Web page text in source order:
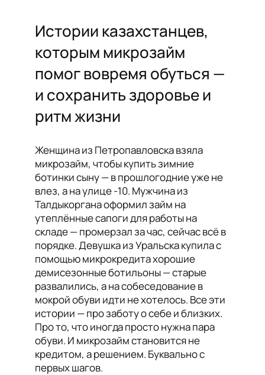
Истории казахстанцев,
которым микрозайм
помог вовремя обуться —
и сохранить здоровье и
ритм жизни
Женщина из Петропавловска взяла
микрозайм, чтобы купить зимние
ботинки сыну — в прошлогодние уже не
влез, а на улице -10. Мужчина из
Талдыкоргана оформил займ на
утеплённые сапоги для работы на
складе — промерзал за час, сейчас всё в
порядке. Девушка из Уральска купила с
помощью микрокредита хорошие
демисезонные ботильоны — старые
развалились, а на собеседование в
мокрой обуви идти не хотелось. Все эти
истории — про заботу о себе и близких.
Про то, что иногда просто нужна пара
обуви. И микрозайм становится не
кредитом, а решением. Буквально с
первых шагов.